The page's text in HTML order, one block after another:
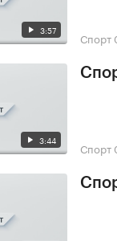
3:57 Спорт
3:44 Спорт